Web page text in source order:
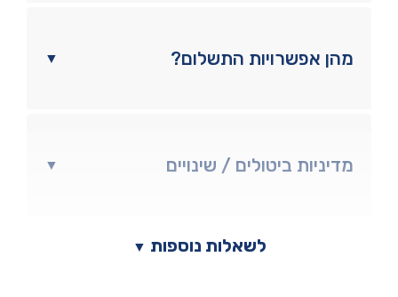
▼ מהן אפשרויות התשלום?
▼ מדיניות ביטולים / שינויים
▼ לשאלות נוספות